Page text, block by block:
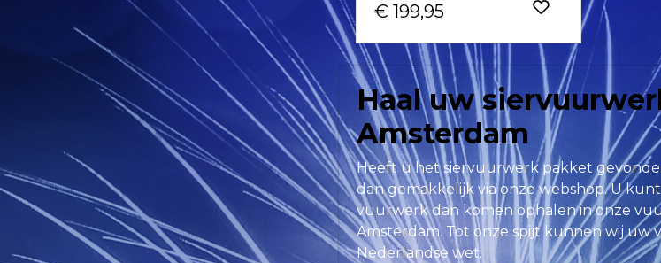
€ 199,95
Haal uw
Amsterdam
Heeft u het siervuurwerk pakket
dan gemakkelijk via onze webshop. U
vuurwerk dan komen ophalen in onze
Amsterdam. Tot onze spijt kunnen wij
Nederlandse wet.